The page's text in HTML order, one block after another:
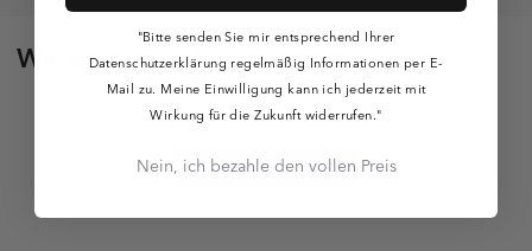
Weitere Ratgeber
Alle ansehen
"Bitte senden Sie mir entsprechend Ihrer
Datenschutzerklärung regelmäßig Informationen per E-
Mail zu. Meine Einwilligung kann ich jederzeit mit
Wirkung für die Zukunft widerrufen."
Nein, ich bezahle den vollen Preis